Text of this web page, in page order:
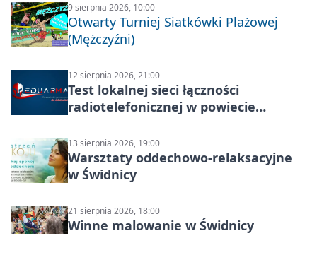
9 sierpnia 2026, 10:00
Otwarty Turniej Siatkówki Plażowej
(Mężczyźni)
12 sierpnia 2026, 21:00
Test lokalnej sieci łączności
radiotelefonicznej w powiecie
13 sierpnia 2026, 19:00
Warsztaty oddechowo-relaksacyjne
w Świdnicy
21 sierpnia 2026, 18:00
Winne malowanie w Świdnicy